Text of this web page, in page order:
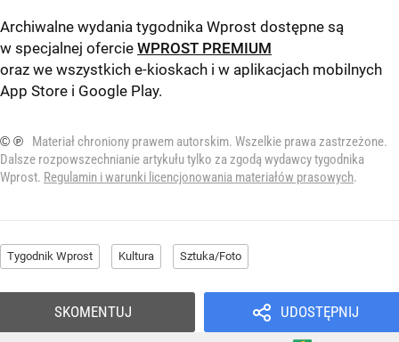
Archiwalne wydania tygodnika Wprost dostępne są
w specjalnej ofercie WPROST PREMIUM
oraz we wszystkich e-kioskach i w aplikacjach mobilnych
App Store i Google Play.
© ℗
Materiał chroniony prawem autorskim. Wszelkie prawa zastrzeżone.
Dalsze rozpowszechnianie artykułu tylko za zgodą wydawcy tygodnika
Wprost. Regulamin i warunki licencjonowania materiałów prasowych.
Tygodnik Wprost Kultura Sztuka/Foto
UDOSTĘPNIJ
SKOMENTUJ